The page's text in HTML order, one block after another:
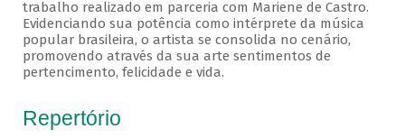
trabalho realizado em parceria com Mariene de Castro.
Evidenciando sua potência como intérprete da música
popular brasileira, o artista se consolida no cenário,
promovendo através da sua arte sentimentos de
pertencimento, felicidade e vida.
Repertório